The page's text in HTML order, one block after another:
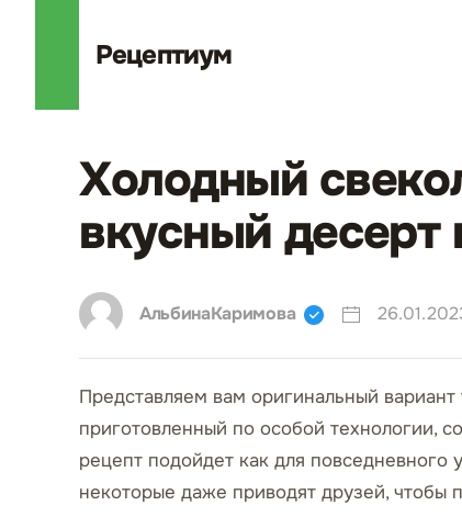
Рецептиум
Холодный
вкусный десерт
АльбинаКаримова
Представляем вам оригинальный
приготовленный по особой технологии,
рецепт подойдет как для повседневного
некоторые даже приводят друзей, чтобы